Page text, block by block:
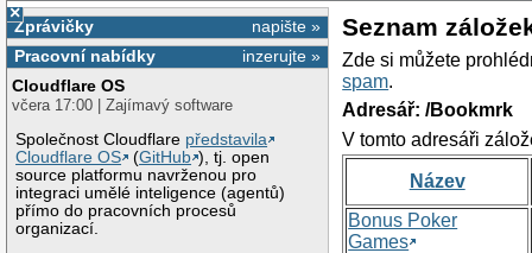
×
napište »
Zprávičky
inzerujte »
Pracovní nabídky
Cloudflare OS
včera 17:00 | Zajímavý software
Společnost Cloudflare představila
Cloudflare OS
(GitHub ), tj. open
source platformu navrženou pro
integraci umělé inteligence (agentů)
přímo do pracovních procesů
organizací.
Seznam
Zde si můžete
spam.
Adresář: /Bookmrk
V tomto adresáři
Název
Bonus Poker
Games